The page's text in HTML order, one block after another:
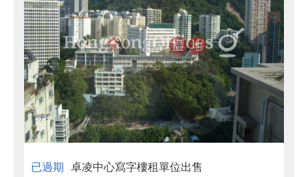
已過期 卓凌中心寫字樓租單位出售